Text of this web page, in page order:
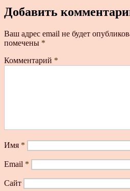
Добавить
Ваш адрес email не будет
помечены *
Комментарий *
Имя *
Email *
Сайт